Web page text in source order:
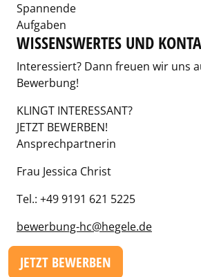
Spannende
Aufgaben
WISSENSWERTES UND
Interessiert? Dann freuen wir uns
Bewerbung!
KLINGT INTERESSANT?
JETZT BEWERBEN!
Ansprechpartnerin
Frau Jessica Christ
Tel.: +49 9191 621 5225
bewerbung-hc@hegele.de
JETZT BEWERBEN